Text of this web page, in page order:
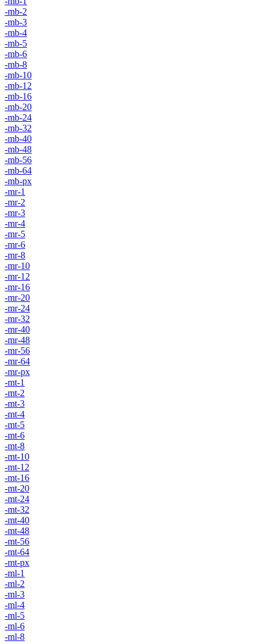
-mb-2
-mb-3
-mb-4
-mb-5
-mb-6
-mb-8
-mb-10
-mb-12
-mb-16
-mb-20
-mb-24
-mb-32
-mb-40
-mb-48
-mb-56
-mb-64
-mb-px
-mr-1
-mr-2
-mr-3
-mr-4
-mr-5
-mr-6
-mr-8
-mr-10
-mr-12
-mr-16
-mr-20
-mr-24
-mr-32
-mr-40
-mr-48
-mr-56
-mr-64
-mr-px
-mt-1
-mt-2
-mt-3
-mt-4
-mt-5
-mt-6
-mt-8
-mt-10
-mt-12
-mt-16
-mt-20
-mt-24
-mt-32
-mt-40
-mt-48
-mt-56
-mt-64
-mt-px
-ml-1
-ml-2
-ml-3
-ml-4
-ml-5
-ml-6
-ml-8